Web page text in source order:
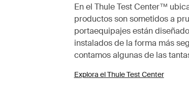
En el Thule Test Center™
productos son sometidos a
portaequipajes están
instalados de la forma más
contamos algunas de las
Explora el Thule Test Center